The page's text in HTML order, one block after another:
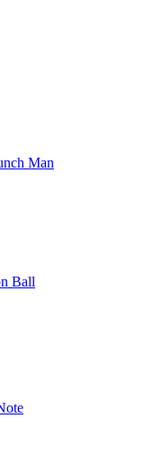
Man
Ball